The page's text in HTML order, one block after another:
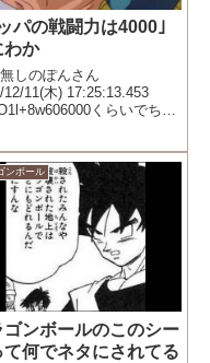
パの戦闘力は4000｣
か
しのぽんさん
12/11(木) 17:25:13.453
くらいでちょ
ンボール
ゴンボールのこのシー
て何でネタにされてる